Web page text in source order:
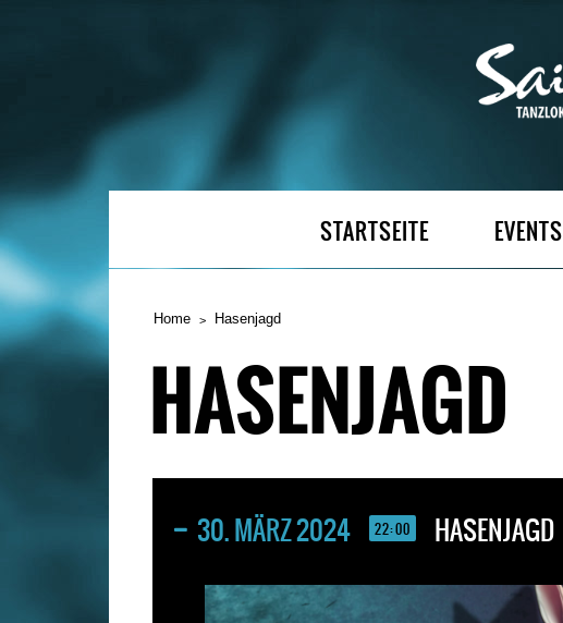
STARTSEITE EVENTS
Home Hasenjagd
HASENJAGD
30. MÄRZ 2024 22:00 HASENJAGD